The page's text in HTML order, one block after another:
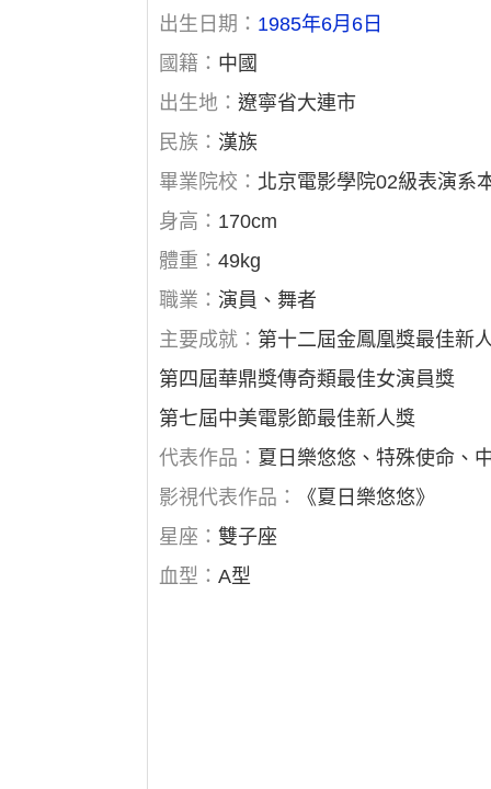
出生日期： 1985年6月6日
國籍： 中國
出生地：遼寧省大連市
民族： 漢族
畢業院校： 北京電影學院02級表演系
身高： 170cm
體重：49kg
職業：演員、舞者
主要成就： 第十二屆金鳳凰獎最佳新
第四屆華鼎獎傳奇類最佳女演員獎
第七屆中美電影節最佳新人獎
代表作品： 夏日樂悠悠、特殊使命、
影視代表作品：
《夏日樂悠悠》
星座：雙子座
血型：A型